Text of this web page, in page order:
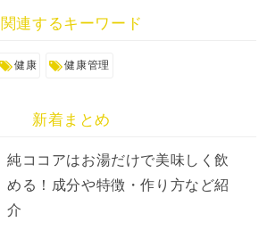
関連するキーワード
健康 健康管理
新着まとめ
純ココアはお湯だけで美味しく飲
める！成分や特徴・作り方など紹
介